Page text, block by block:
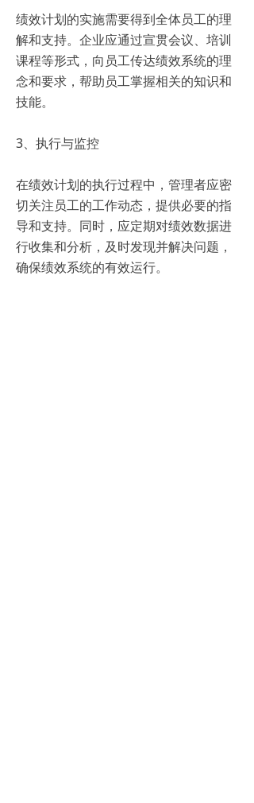
绩效计划的实施需要得到全体员工的理
解和支持。企业应通过宣贯会议、培训
课程等形式，向员工传达绩效系统的理
念和要求，帮助员工掌握相关的知识和
技能。
3、执行与监控
在绩效计划的执行过程中，管理者应密
切关注员工的工作动态，提供必要的指
导和支持。同时，应定期对绩效数据进
行收集和分析，及时发现并解决问题，
确保绩效系统的有效运行。